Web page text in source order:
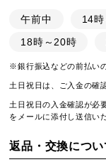
午前中 14
18時～20時
※銀行振込などの前払い
土日祝日は、ご入金の確
土日祝日の入金確認が必
をメールに添付し送信い
返品・交換につい